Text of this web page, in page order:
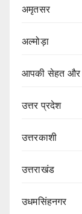
अमृतसर
अल्मोड़ा
आपकी सेहत और
उत्तर प्रदेश
उत्तरकाशी
उत्तराखंड
उधमसिंहनगर